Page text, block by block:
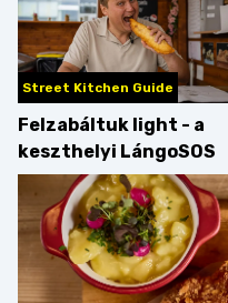
Street Kitchen Guide
Felzabáltuk light - a
keszthelyi LángoSOS